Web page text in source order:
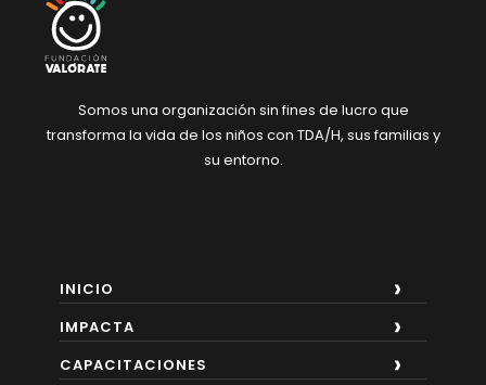
Somos una organización sin fines de lucro que
transforma la vida de los niños con TDA/H, sus familias y
su entorno.
INICIO
IMPACTA
CAPACITACIONES